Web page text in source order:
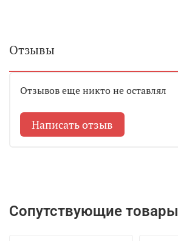
Отзывы
Отзывов еще никто не оставлял
Написать отзыв
Сопутствующие товары